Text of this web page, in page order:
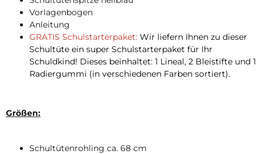
Vorlagenbogen
Anleitung
GRATIS Schulstarterpaket: Wir liefern Ihnen zu dieser
Schultüte ein super Schulstarterpaket für Ihr
Schuldkind! Dieses beinhaltet: 1 Lineal, 2 Bleistifte und 1
Radiergummi (in verschiedenen Farben sortiert).
Größen:
Schultütenrohling ca. 68 cm